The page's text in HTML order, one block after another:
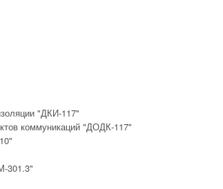
"ДКИ-117"
коммуникаций "ДОДК-117"
301.3"